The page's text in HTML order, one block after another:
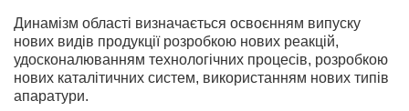
Динамізм області визначається освоєнням випуску
нових видів продукції розробкою нових реакцій,
удосконалюванням технологічних процесів, розробкою
нових каталітичних систем, використанням нових типів
апаратури.